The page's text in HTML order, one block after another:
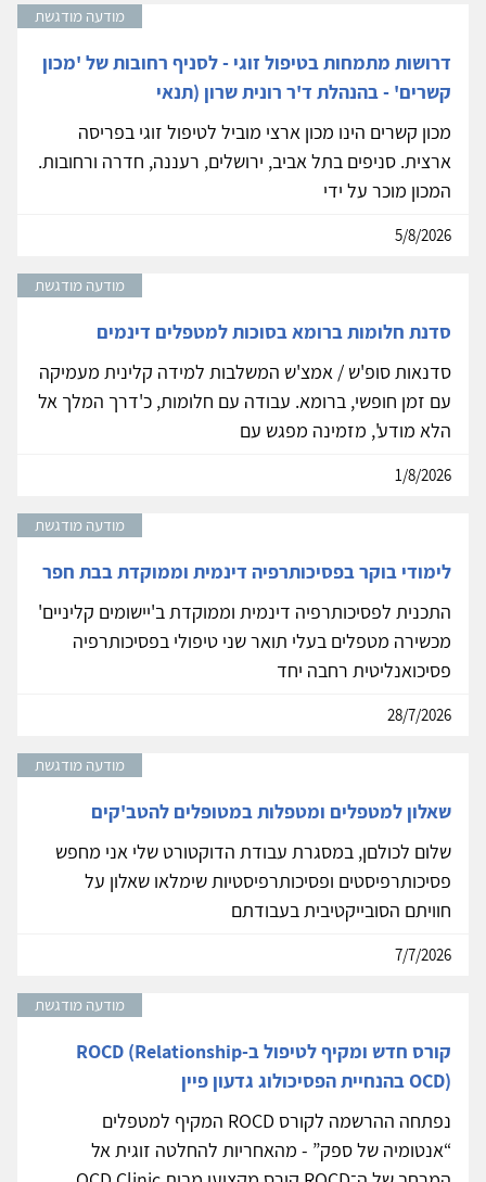
מודעה מודגשת
דרושות מתמחות בטיפול זוגי - לסניף רחובות של 'מכון
קשרים' - בהנהלת ד'ר רונית שרון (תנאי
מכון קשרים הינו מכון ארצי מוביל לטיפול זוגי בפריסה
ארצית. סניפים בתל אביב, ירושלים, רעננה, חדרה ורחובות.
המכון מוכר על ידי
5/8/2026
מודעה מודגשת
סדנת חלומות ברומא בסוכות למטפלים דינמים
סדנאות סופ'ש / אמצ'ש המשלבות למידה קלינית מעמיקה
עם זמן חופשי, ברומא. עבודה עם חלומות, כ'דרך המלך אל
הלא מודע', מזמינה מפגש עם
1/8/2026
מודעה מודגשת
לימודי בוקר בפסיכותרפיה דינמית וממוקדת בבת חפר
התכנית לפסיכותרפיה דינמית וממוקדת ב'יישומים קליניים'
מכשירה מטפלים בעלי תואר שני טיפולי בפסיכותרפיה
פסיכואנליטית רחבה יחד
28/7/2026
מודעה מודגשת
שאלון למטפלים ומטפלות במטופלים להטב'קים
שלום לכולםן, במסגרת עבודת הדוקטורט שלי אני מחפש
פסיכותרפיסטים ופסיכותרפיסטיות שימלאו שאלון על
חוויתם הסובייקטיבית בעבודתם
7/7/2026
מודעה מודגשת
קורס חדש ומקיף לטיפול ב-ROCD (Relationship
OCD) בהנחיית הפסיכולוג גדעון פיין
נפתחה ההרשמה לקורס ROCD המקיף למטפלים
“אנטומיה של ספק” - מהאחריות להחלטה זוגית אל